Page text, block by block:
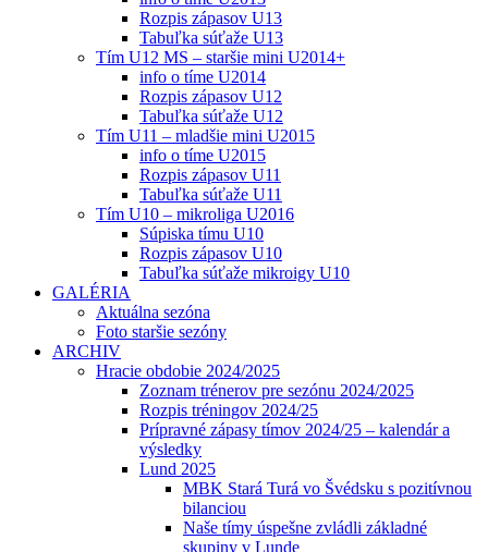
Rozpis zápasov U13
Tabuľka súťaže U13
Tím U12 MS – staršie mini U2014+
info o tíme U2014
Rozpis zápasov U12
Tabuľka súťaže U12
Tím U11 – mladšie mini U2015
info o tíme U2015
Rozpis zápasov U11
Tabuľka súťaže U11
Tím U10 – mikroliga U2016
Súpiska tímu U10
Rozpis zápasov U10
Tabuľka súťaže mikroigy U10
GALÉRIA
Aktuálna sezóna
Foto staršie sezóny
ARCHIV
Hracie obdobie 2024/2025
Zoznam trénerov pre sezónu 2024/2025
Rozpis tréningov 2024/25
Prípravné zápasy tímov 2024/25 – kalendár a
výsledky
Lund 2025
MBK Stará Turá vo Švédsku s pozitívnou
bilanciou
Naše tímy úspešne zvládli základné
skupiny v Lunde